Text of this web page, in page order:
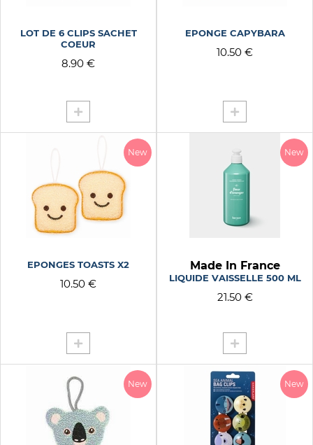
FLEUR D ORANGER
FLEURS DE ROMARIN
LOT DE 6 CLIPS SACHET
COEUR
8.90 €
EPONGE CAPYBARA
10.50 €
New
EPONGES TOASTS X2
10.50 €
New
Made In France
LIQUIDE VAISSELLE 500 ML
21.50 €
New New